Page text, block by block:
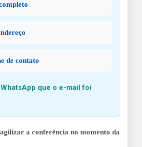
de contato
que o e-mail foi
a conferência no momento da